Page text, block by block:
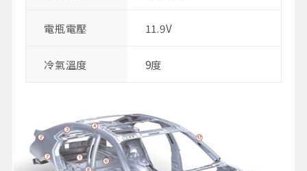
電瓶電壓 11.9V
冷氣溫度 9度